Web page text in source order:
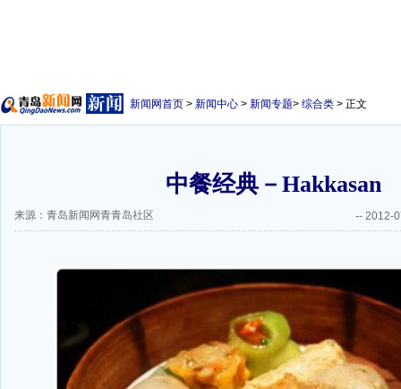
新闻网首页 > 新闻中心 > 新闻专题> 综合类 > 正文
中餐经典－Hakkasan
来源：青岛新闻网青青岛社区 -- 2012-